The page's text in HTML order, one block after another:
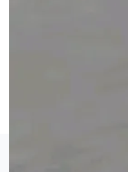
w 不要求标准普通
等 10 大方言片区
源评测集中，Hy